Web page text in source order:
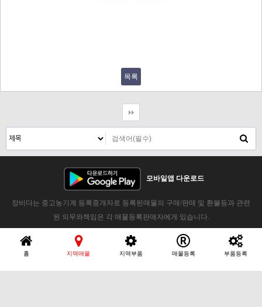
목록
모바일앱 다운로드
장비다는 중고농기계 등록중개자로 등록된매물의 구매/판매 및 환불등과 관련
된 의무와책임은 각 매물등록판매자에게 있습니다.
홈 지역매물 지역부품 매물등록 부품등록